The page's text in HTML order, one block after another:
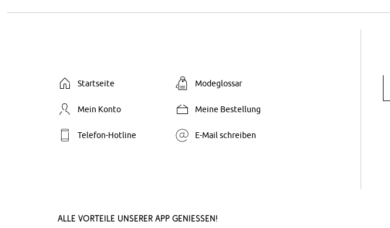
Startseite Modeglossar
Mein Konto Meine Bestellung
Telefon-Hotline E-Mail schreiben
Alle Vorteile unserer App genießen!